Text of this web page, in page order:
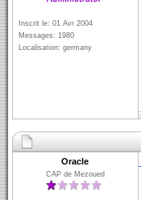
Inscrit le: 01 Avr 2004
Messages: 1980
Localisation: germany
Oracle
CAP de Mezoued